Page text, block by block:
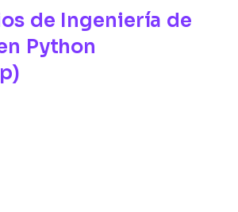
de Ingeniería de
Python